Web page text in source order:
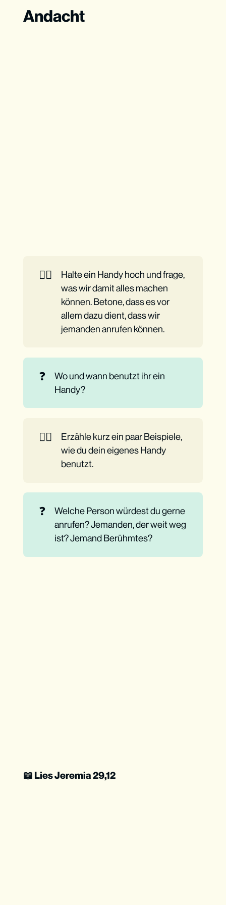
Andacht
👉🏼
Halte ein Handy hoch und frage,
was wir damit alles machen
können. Betone, dass es vor
allem dazu dient, dass wir
jemanden anrufen können.
❓
Wo und wann benutzt ihr ein
Handy?
👉🏼
Erzähle kurz ein paar Beispiele,
wie du dein eigenes Handy
benutzt.
❓
Welche Person würdest du gerne
anrufen? Jemanden, der weit weg
ist? Jemand Berühmtes?
📖 Lies Jeremia 29,12